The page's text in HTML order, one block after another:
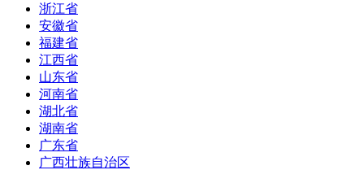
浙江省
安徽省
福建省
江西省
山东省
河南省
湖北省
湖南省
广东省
广西壮族自治区